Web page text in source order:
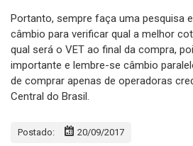
Portanto, sempre faça uma pesquisa
câmbio para verificar qual a melhor
qual será o VET ao final da compra,
importante e lembre-se câmbio
de comprar apenas de operadoras
Central do Brasil.
Postado: 20/09/2017